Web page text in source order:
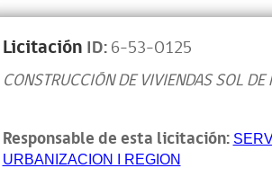
Licitación ID:6-53-O125
CONSTRUCCIÓN DE VIVIENDAS SOL
Responsable de esta licitación:
URBANIZACION I REGION